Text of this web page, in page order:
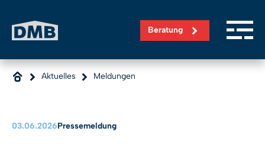
Beratung
Aktuelles Meldungen
03.06.2026Pressemeldung